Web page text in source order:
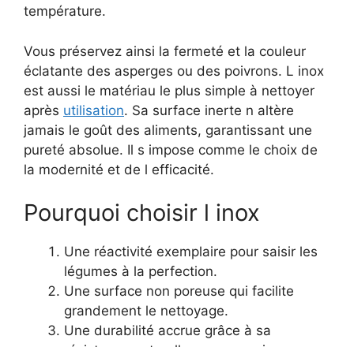
température.
Vous préservez ainsi la fermeté et la couleur
éclatante des asperges ou des poivrons. L inox
est aussi le matériau le plus simple à nettoyer
après utilisation. Sa surface inerte n altère
jamais le goût des aliments, garantissant une
pureté absolue. Il s impose comme le choix de
la modernité et de l efficacité.
Pourquoi choisir l inox
Une réactivité exemplaire pour saisir les
légumes à la perfection.
Une surface non poreuse qui facilite
grandement le nettoyage.
Une durabilité accrue grâce à sa